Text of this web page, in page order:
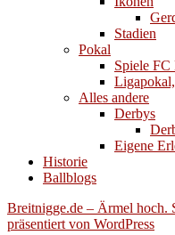
Stadien
Pokal
Spiele FC
Alles andere
Derbys
Eigene
Historie
Ballblogs
Breitnigge.de – Ärmel hoch.
präsentiert von WordPress